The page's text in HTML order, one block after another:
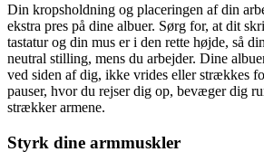
Din kropsholdning og placeringen af din
ekstra pres på dine albuer. Sørg for, at dit
tastatur og din mus er i den rette højde, så
neutral stilling, mens du arbejder. Dine
ved siden af dig, ikke vrides eller strækkes
pauser, hvor du rejser dig op, bevæger dig
strækker armene.
Styrk dine armmuskler